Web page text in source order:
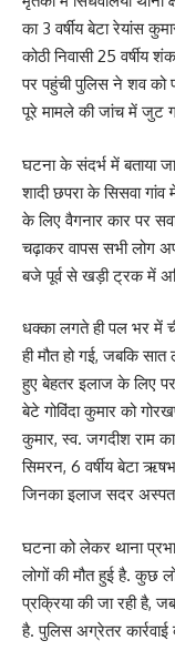
का 3 वर्षीय बेटा रेयांस
कोठी निवासी 25 वर्षीय
पर पहुंची पुलिस ने शव को
पूरे मामले की जांच में जुट
घटना के संदर्भ में बताया
शादी छपरा के सिसवा
के लिए वैगनार कार पर
चढ़ाकर वापस सभी लोग
बजे पूर्व से खड़ी ट्रक में
धक्का लगते ही पल भर में
ही मौत हो गई, जबकि
हुए बेहतर इलाज के लिए
बेटे गोविंदा कुमार को
कुमार, स्व. जगदीश राम का
सिमरन, 6 वर्षीय बेटा
जिनका इलाज सदर
घटना को लेकर थाना
लोगों की मौत हुई है. कुछ
प्रक्रिया की जा रही है,
है. पुलिस अग्रेतर कार्रवाई